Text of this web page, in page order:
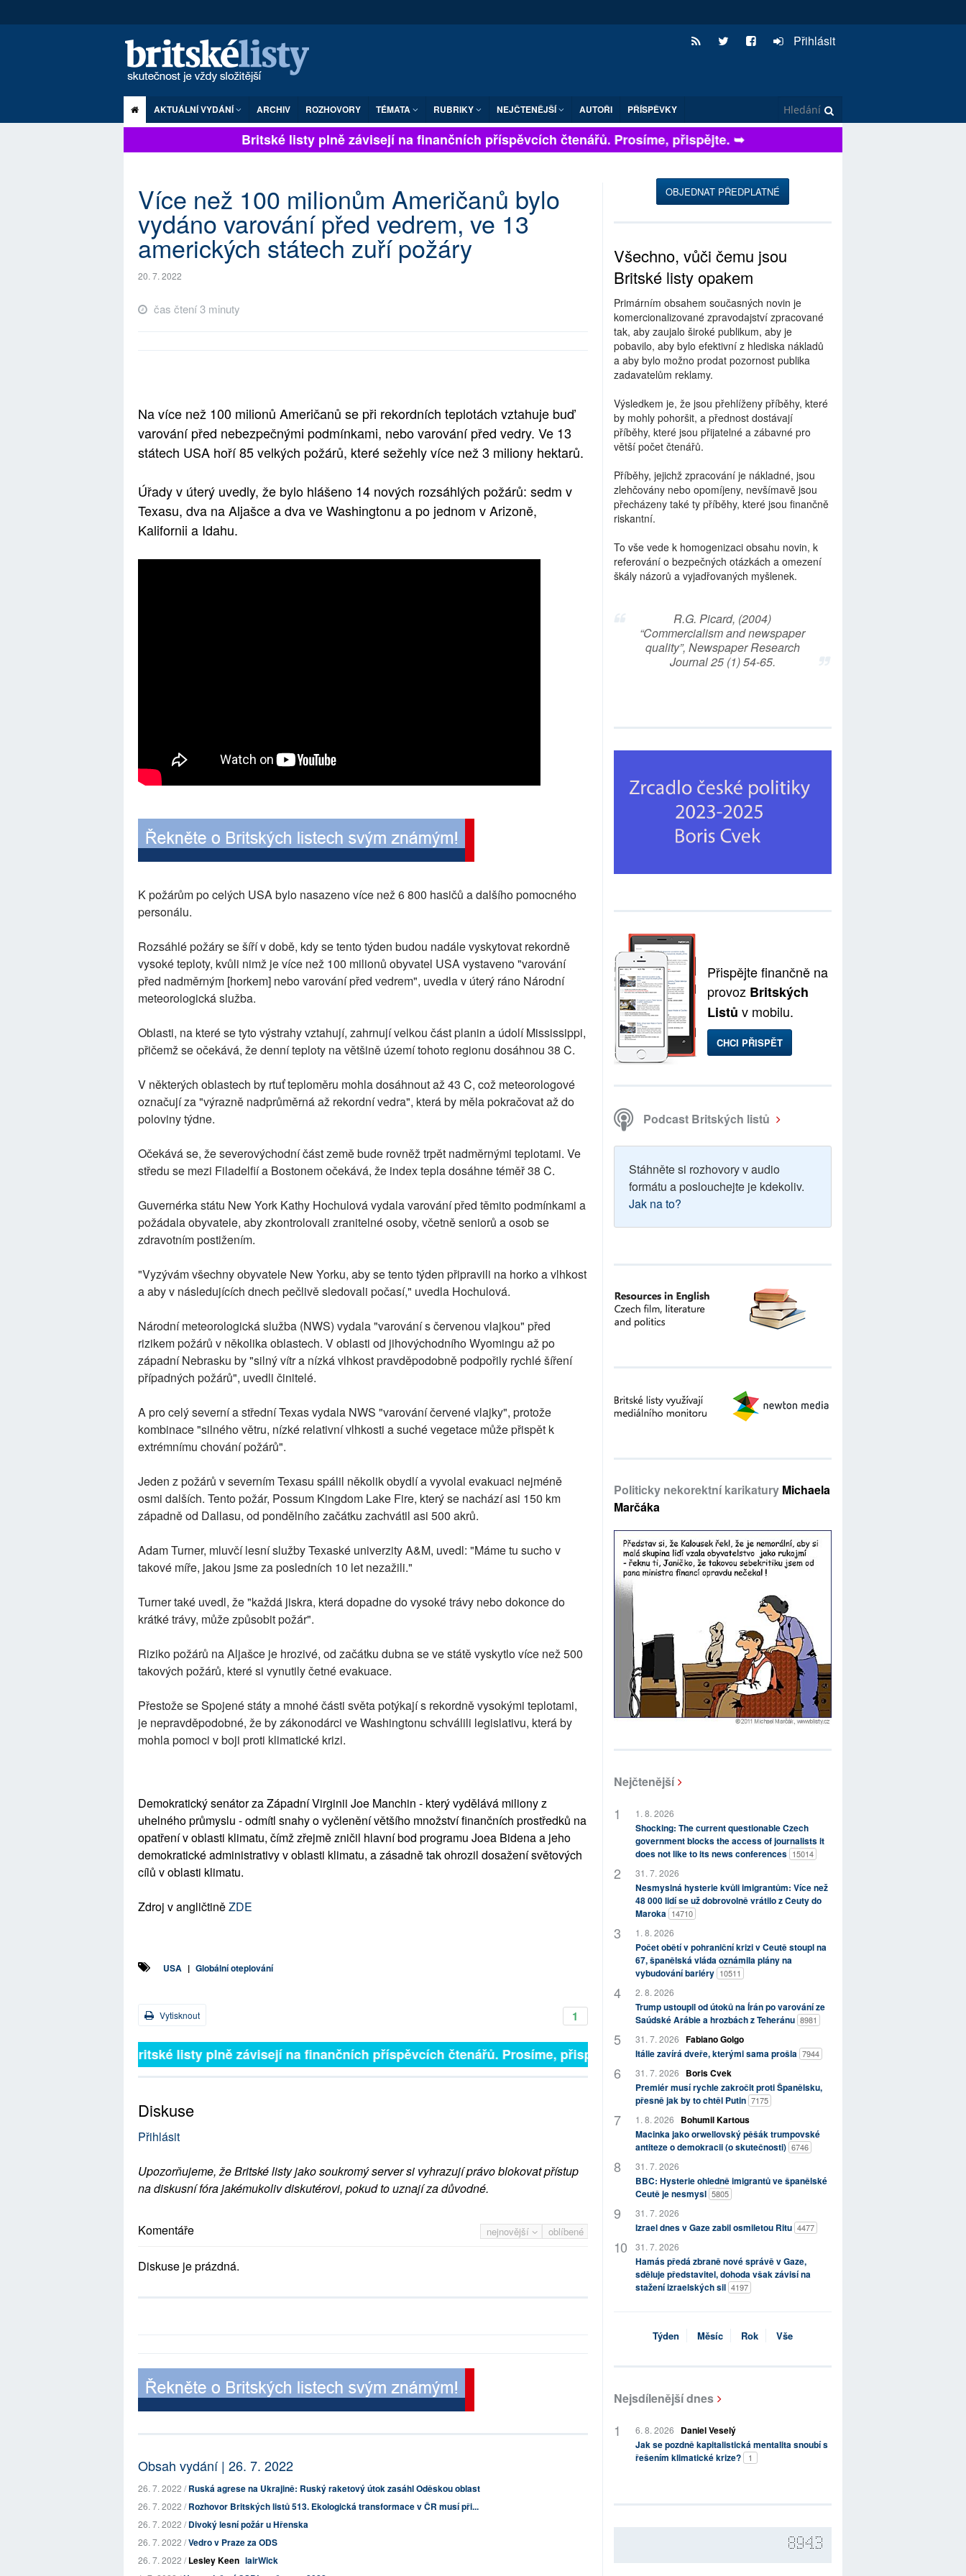
Přihlásit
AKTUÁLNÍ VYDÁNÍ ARCHIV ROZHOVORY TÉMATA RUBRIKY NEJČTENĚJŠÍ AUTOŘI PŘÍSPĚVKY
Britské listy plně závisejí na finančních příspěvcích čtenářů. Prosíme, přispějte. ➥
Více než 100 milionům Američanů bylo
vydáno varování před vedrem, ve 13
amerických státech zuří požáry
20. 7. 2022
čas čtení 3 minuty
Na více než 100 milionů Američanů se při rekordních teplotách vztahuje buď
varování před nebezpečnými podmínkami, nebo varování před vedry. Ve 13
státech USA hoří 85 velkých požárů, které sežehly více než 3 miliony hektarů.
Úřady v úterý uvedly, že bylo hlášeno 14 nových rozsáhlých požárů: sedm v
Texasu, dva na Aljašce a dva ve Washingtonu a po jednom v Arizoně,
Kalifornii a Idahu.
K požárům po celých USA bylo nasazeno více než 6 800 hasičů a dalšího pomocného
personálu.
Rozsáhlé požáry se šíří v době, kdy se tento týden budou nadále vyskytovat rekordně
vysoké teploty, kvůli nimž je více než 100 milionů obyvatel USA vystaveno "varování
před nadměrným [horkem] nebo varování před vedrem", uvedla v úterý ráno Národní
meteorologická služba.
Oblasti, na které se tyto výstrahy vztahují, zahrnují velkou část planin a údolí Mississippi,
přičemž se očekává, že denní teploty na většině území tohoto regionu dosáhnou 38 C.
V některých oblastech by rtuť teploměru mohla dosáhnout až 43 C, což meteorologové
označují za "výrazně nadprůměrná až rekordní vedra", která by měla pokračovat až do
poloviny týdne.
Očekává se, že severovýchodní část země bude rovněž trpět nadměrnými teplotami. Ve
středu se mezi Filadelfií a Bostonem očekává, že index tepla dosáhne téměř 38 C.
Guvernérka státu New York Kathy Hochulová vydala varování před těmito podmínkami a
požádala obyvatele, aby zkontrolovali zranitelné osoby, včetně seniorů a osob se
zdravotním postižením.
"Vyzývám všechny obyvatele New Yorku, aby se tento týden připravili na horko a vlhkost
a aby v následujících dnech pečlivě sledovali počasí," uvedla Hochulová.
Národní meteorologická služba (NWS) vydala "varování s červenou vlajkou" před
rizikem požárů v několika oblastech. V oblasti od jihovýchodního Wyomingu až po
západní Nebrasku by "silný vítr a nízká vlhkost pravděpodobně podpořily rychlé šíření
případných požárů", uvedli činitelé.
A pro celý severní a střední Texas vydala NWS "varování červené vlajky", protože
kombinace "silného větru, nízké relativní vlhkosti a suché vegetace může přispět k
extrémnímu chování požárů".
Jeden z požárů v severním Texasu spálil několik obydlí a vyvolal evakuaci nejméně
osmi dalších. Tento požár, Possum Kingdom Lake Fire, který se nachází asi 150 km
západně od Dallasu, od pondělního začátku zachvátil asi 500 akrů.
Adam Turner, mluvčí lesní služby Texaské univerzity A&M, uvedl: "Máme tu sucho v
takové míře, jakou jsme za posledních 10 let nezažili."
Turner také uvedl, že "každá jiskra, která dopadne do vysoké trávy nebo dokonce do
krátké trávy, může způsobit požár".
Riziko požárů na Aljašce je hrozivé, od začátku dubna se ve státě vyskytlo více než 500
takových požárů, které si vynutily četné evakuace.
Přestože se Spojené státy a mnohé části světa potýkají s rekordně vysokými teplotami,
je nepravděpodobné, že by zákonodárci ve Washingtonu schválili legislativu, která by
mohla pomoci v boji proti klimatické krizi.
Demokratický senátor za Západní Virginii Joe Manchin - který vydělává miliony z
uhelného průmyslu - odmítl snahy o vyčlenění většího množství finančních prostředků na
opatření v oblasti klimatu, čímž zřejmě zničil hlavní bod programu Joea Bidena a jeho
demokratické administrativy v oblasti klimatu, a zásadně tak ohrozil dosažení světových
cílů v oblasti klimatu.
Zdroj v angličtiněZDE
USA | Globální oteplování
1
Vytisknout
Britské listy plně závisejí na finančních příspěvcích čtenářů. Prosíme, přispějte. ➥
Diskuse
Přihlásit
Upozorňujeme, že Britské listy jako soukromý server si vyhrazují právo blokovat přístup
na diskusní fóra jakémukoliv diskutérovi, pokud to uznají za důvodné.
nejnovější oblíbené
Komentáře
Diskuse je prázdná.
Obsah vydání | 26. 7. 2022
26. 7. 2022 /Ruská agrese na Ukrajině: Ruský raketový útok zasáhl Oděskou oblast
26. 7. 2022 /Rozhovor Britských listů 513. Ekologická transformace v ČR musí při...
26. 7. 2022 /Divoký lesní požár u Hřenska
26. 7. 2022 /Vedro v Praze za ODS
26. 7. 2022 /Lesley Keen lairWick
OBJEDNAT PŘEDPLATNÉ
Všechno, vůči čemu jsou
Britské listy opakem
Primárním obsahem současných novin je
komercionalizované zpravodajství zpracované
tak, aby zaujalo široké publikum, aby je
pobavilo, aby bylo efektivní z hlediska nákladů
a aby bylo možno prodat pozornost publika
zadavatelům reklamy.
Výsledkem je, že jsou přehlíženy příběhy, které
by mohly pohoršit, a přednost dostávají
příběhy, které jsou přijatelné a zábavné pro
větší počet čtenářů.
Příběhy, jejichž zpracování je nákladné, jsou
zlehčovány nebo opomíjeny, nevšímavě jsou
přecházeny také ty příběhy, které jsou finančně
riskantní.
To vše vede k homogenizaci obsahu novin, k
referování o bezpečných otázkách a omezení
škály názorů a vyjadřovaných myšlenek.
R.G. Picard, (2004)
“Commercialism and newspaper
quality”, Newspaper Research
Journal 25 (1) 54-65.
Přispějte finančně na
provoz Britských
Listů v mobilu.
CHCI PŘISPĚT
Podcast Britských listů
Stáhněte si rozhovory v audio
formátu a poslouchejte je kdekoliv.
Jak na to?
Politicky nekorektní karikatury Michaela
Marčáka
Nejčtenější
1. 8. 2026
Shocking: The current questionable Czech
government blocks the access of journalists it
does not like to its news conferences 15014
31. 7. 2026
Nesmyslná hysterie kvůli imigrantům: Více než
48 000 lidí se už dobrovolně vrátilo z Ceuty do
Maroka 14710
1. 8. 2026
Počet obětí v pohraniční krizi v Ceutě stoupl na
67, španělská vláda oznámila plány na
vybudování bariéry 10511
2. 8. 2026
Trump ustoupil od útoků na Írán po varování ze
Saúdské Arábie a hrozbách z Teheránu 8981
31. 7. 2026 Fabiano Golgo
Itálie zavírá dveře, kterými sama prošla 7944
31. 7. 2026
Boris Cvek
Premiér musí rychle zakročit proti Španělsku,
přesně jak by to chtěl Putin 7175
1. 8. 2026
Bohumil Kartous
Macinka jako orwellovský pěšák trumpovské
antiteze o demokracii (o skutečnosti) 6746
31. 7. 2026
BBC: Hysterie ohledně imigrantů ve španělské
Ceutě je nesmysl 5805
31. 7. 2026
Izrael dnes v Gaze zabil osmiletou Ritu 4477
31. 7. 2026
Hamás předá zbraně nové správě v Gaze,
sděluje představitel, dohoda však závisí na
stažení izraelských sil 4197
Týden Měsíc Rok Vše
Nejsdílenější dnes
6. 8. 2026
Daniel Veselý
Jak se pozdně kapitalistická mentalita snoubí s
řešením klimatické krize?
1
8943